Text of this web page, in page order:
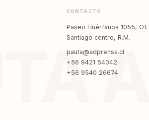
CONTACTO
Paseo Huérfanos 1055,
Santiago centro, R.M.
pauta@adprensa.cl
+56 9421 54042
+56 9540 26674